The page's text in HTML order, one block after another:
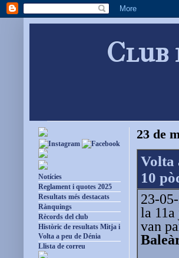
Club
23 de
Volta
10
23-
la
van
Notícies
Reglament i quotes 2025
Resultats més destacats
Rànquings
Rècords del club
Històric de resultats Mitja i
Volta a peu de Dénia
Llista de correu